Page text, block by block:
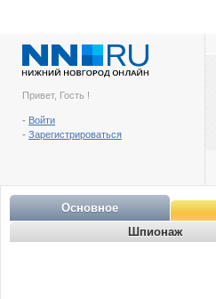
Привет, Гость !
- Войти
- Зарегистрироваться
Основное
Шпионаж